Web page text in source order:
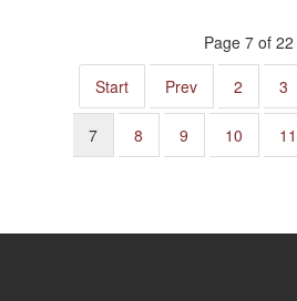
Page 7 of 22
Start
Prev 2 3
7 8 9 10 11